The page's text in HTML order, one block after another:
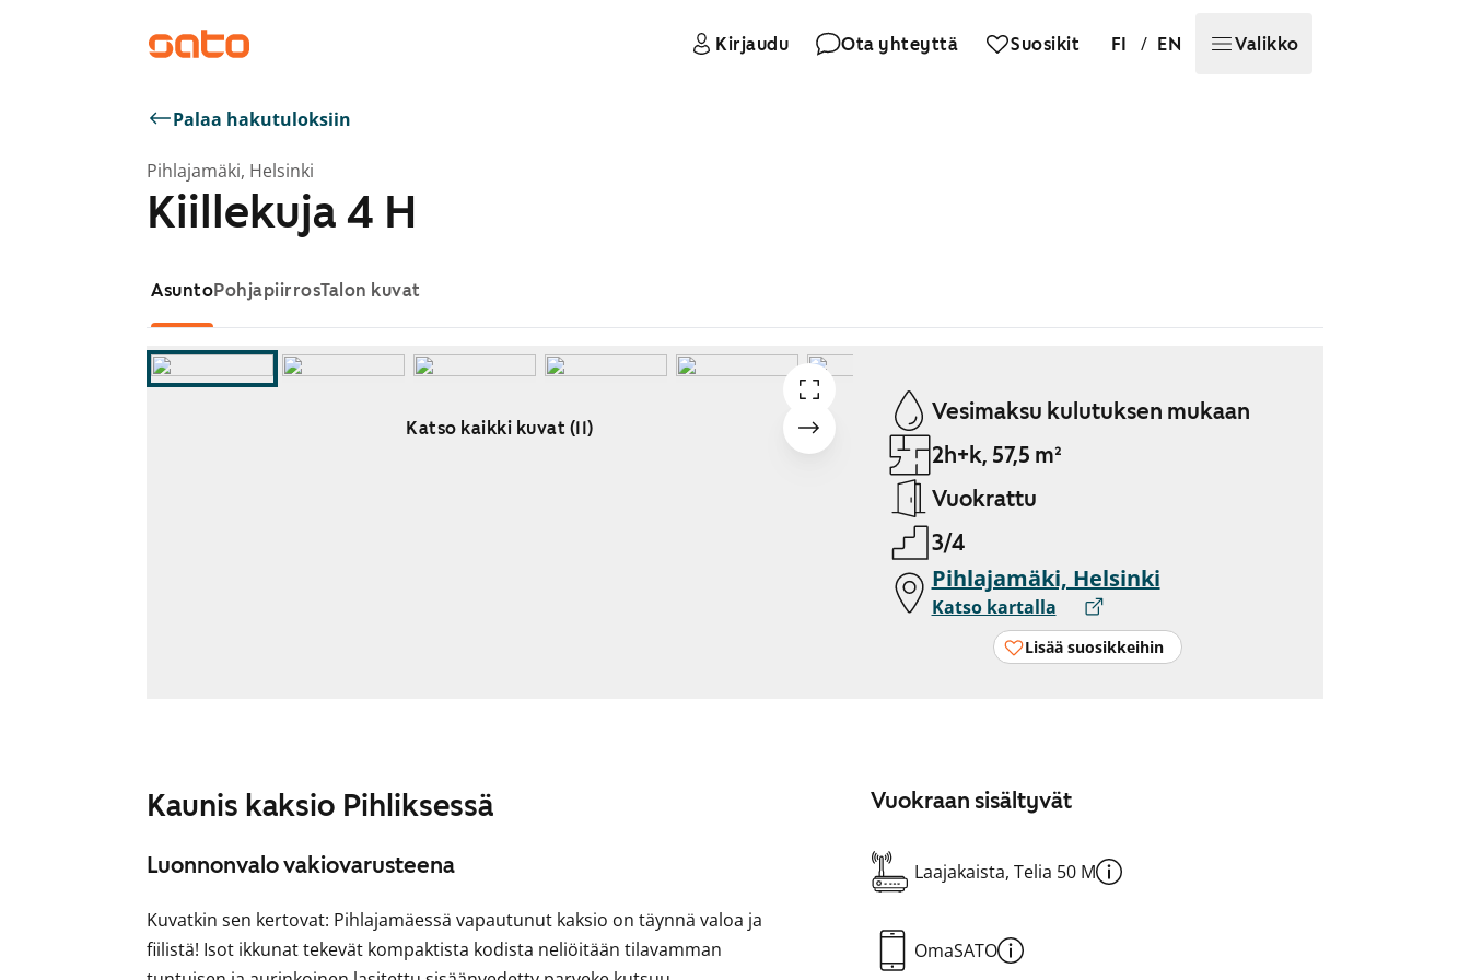
Kirjaudu Ota yhteyttä Suosikit FI / EN Valikko
Palaa hakutuloksiin
Pihlajamäki, Helsinki
Kiillekuja 4 H
AsuntoPohjapiirrosTalon kuvat
Katso kaikki kuvat (11)
Vesimaksu kulutuksen mukaan
2h+k, 57,5 m²
Vuokrattu
3/4
Pihlajamäki, Helsinki
Katso kartalla
Lisää suosikkeihin
Kaunis kaksio Pihliksessä
Luonnonvalo vakiovarusteena
Kuvatkin sen kertovat: Pihlajamäessä vapautunut kaksio on täynnä valoa ja
fiilistä! Isot ikkunat tekevät kompaktista kodista neliöitään tilavamman
Vuokraan sisältyvät
Laajakaista, Telia 50 M
OmaSATO